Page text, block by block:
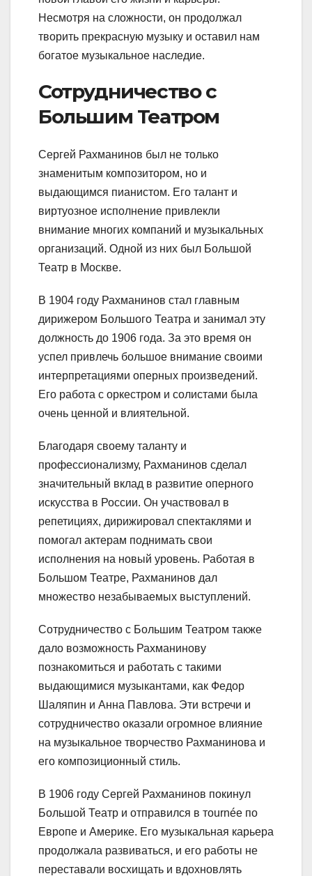
Несмотря на сложности, он продолжал
творить прекрасную музыку и оставил нам
богатое музыкальное наследие.
Сотрудничество с
Большим Театром
Сергей Рахманинов был не только
знаменитым композитором, но и
выдающимся пианистом. Его талант и
виртуозное исполнение привлекли
внимание многих компаний и музыкальных
организаций. Одной из них был Большой
Театр в Москве.
В 1904 году Рахманинов стал главным
дирижером Большого Театра и занимал эту
должность до 1906 года. За это время он
успел привлечь большое внимание своими
интерпретациями оперных произведений.
Его работа с оркестром и солистами была
очень ценной и влиятельной.
Благодаря своему таланту и
профессионализму, Рахманинов сделал
значительный вклад в развитие оперного
искусства в России. Он участвовал в
репетициях, дирижировал спектаклями и
помогал актерам поднимать свои
исполнения на новый уровень. Работая в
Большом Театре, Рахманинов дал
множество незабываемых выступлений.
Сотрудничество с Большим Театром также
дало возможность Рахманинову
познакомиться и работать с такими
выдающимися музыкантами, как Федор
Шаляпин и Анна Павлова. Эти встречи и
сотрудничество оказали огромное влияние
на музыкальное творчество Рахманинова и
его композиционный стиль.
В 1906 году Сергей Рахманинов покинул
Большой Театр и отправился в тournée по
Европе и Америке. Его музыкальная карьера
продолжала развиваться, и его работы не
переставали восхищать и вдохновлять